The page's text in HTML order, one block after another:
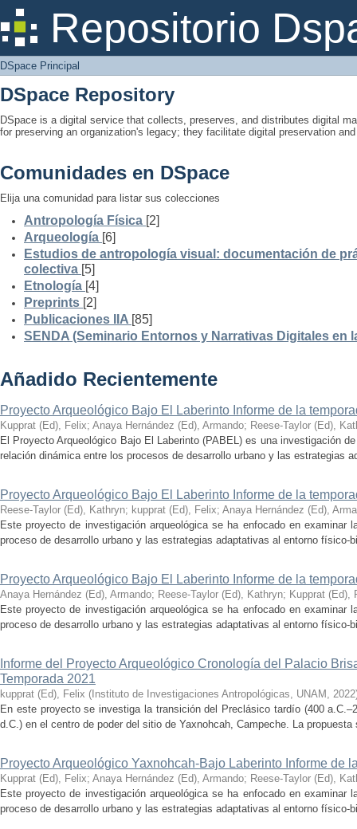
Repositorio
DSpace Principal
DSpace Principal
DSpace Repository
DSpace is a digital service that collects, preserves, and distributes digital
for preserving an organization's legacy; they facilitate digital preservation
Comunidades en DSpace
Elija una comunidad para listar sus colecciones
Antropología Física [2]
Arqueología [6]
Estudios de antropología visual: documentación de
colectiva [5]
Etnología [4]
Preprints [2]
Publicaciones IIA [85]
SENDA (Seminario Entornos y Narrativas Digitales en
Añadido Recientemente
Proyecto Arqueológico Bajo El Laberinto Informe de la
Kupprat (Ed), Felix; Anaya Hernández (Ed), Armando; Reese-Taylor (Ed),
El Proyecto Arqueológico Bajo El Laberinto (PABEL) es una investigación
relación dinámica entre los procesos de desarrollo urbano y las estrategias
Proyecto Arqueológico Bajo El Laberinto Informe de la
Reese-Taylor (Ed), Kathryn; kupprat (Ed), Felix; Anaya Hernández (Ed),
Este proyecto de investigación arqueológica se ha enfocado en examinar
proceso de desarrollo urbano y las estrategias adaptativas al entorno físico-
Proyecto Arqueológico Bajo El Laberinto Informe de la
Anaya Hernández (Ed), Armando; Reese-Taylor (Ed), Kathryn; Kupprat (Ed),
Este proyecto de investigación arqueológica se ha enfocado en examinar
proceso de desarrollo urbano y las estrategias adaptativas al entorno físico-
Informe del Proyecto Arqueológico Cronología del Palacio
Temporada 2021
kupprat (Ed), Felix ( Instituto de Investigaciones Antropológicas, UNAM , 2022
En este proyecto se investiga la transición del Preclásico tardío (400
d.C.) en el centro de poder del sitio de Yaxnohcah, Campeche. La
Proyecto Arqueológico Yaxnohcah-Bajo Laberinto Informe de
Kupprat (Ed), Felix; Anaya Hernández (Ed), Armando; Reese-Taylor (Ed),
Este proyecto de investigación arqueológica se ha enfocado en examinar
proceso de desarrollo urbano y las estrategias adaptativas al entorno físico-